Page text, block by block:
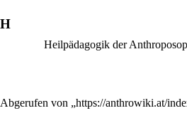
H
Heilpädagogik der
Abgerufen von „https://anthrowiki.at/